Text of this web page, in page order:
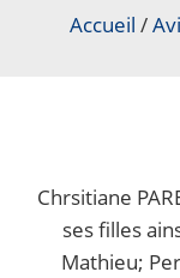
Accueil /
Chrsitiane
ses filles
Mathieu;